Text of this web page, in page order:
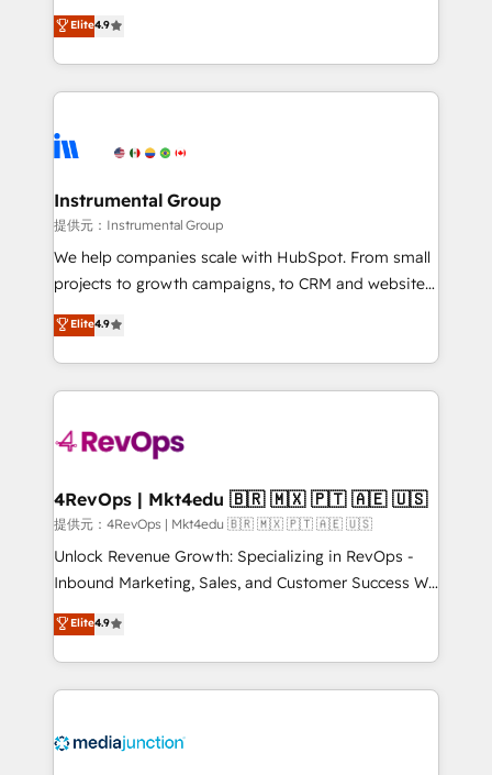
and service to drive sustainable growth With 6 key
HubSpot accreditations and experience across
teams has worked with clients just like you Let’s
explore whether S2 is the partner you’ve been
operational efficiency of HubSpot. The fastest-
growing tech-enabler & facilitator, MakeWebBetter,
hands you the blend of HubSpot expertise &
eminent solutions & integrations. Trust us to
Elite Partners with 10+ years of HubSpot experience
Premier Partner 2023 🌟5 HubSpot Accreditations 🌟
Won HubSpot Theme Challenge 2021 🌟INBOUND’19
HubSpot Rising Star Why us? Harnessing the full
potential of the powerful HubSpot CRM. ✔️A team of
HubSpot experience ✔️Flexible pricing models —
Hourly-fee (assigned one Dedicated HubSpot
requirement). ✔️Helped over 25,000+ customers so
far with our HubSpot solutions. ✔️Bespoke apps &
on-demand bundle services. Connect with us today!
Elite4.9
Instrumental Group
提供元：Instrumental Group
We help companies scale with HubSpot. From small
projects to growth campaigns, to CRM and websites.
Hire an agency that's experienced in every inch of
HubSpot and willing to work hand-in-hand with your
team to simplify the complex and build a better
experience for your team and customers.
Elite4.9
4RevOps | Mkt4edu 🇧🇷 🇲🇽 🇵🇹 🇦🇪 🇺🇸
提供元：4RevOps | Mkt4edu 🇧🇷 🇲🇽 🇵🇹 🇦🇪 🇺🇸
Unlock Revenue Growth: Specializing in RevOps -
Inbound Marketing, Sales, and Customer Success We
specialize in driving revenue growth for companies
across industries through tailored marketing, sales,
and customer success strategies, utilizing RevOps
methodologies. As Latin America's largest HubSpot
offer unparalleled insights. Operating in five
Elite4.9